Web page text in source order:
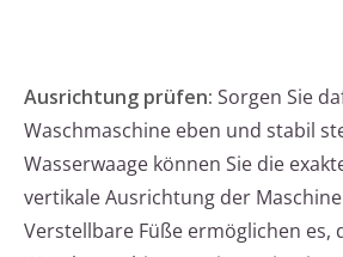
Ausrichtung prüfen: Sorgen Sie
Waschmaschine eben und stabil
Wasserwaage können Sie die
vertikale Ausrichtung der
Verstellbare Füße ermöglichen es,